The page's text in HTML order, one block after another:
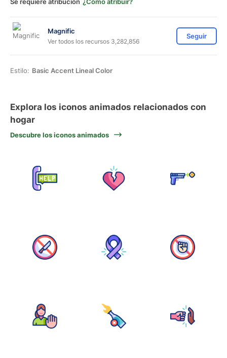
Magnific
Ver todos los recursos 3,282,856
Seguir
Estilo: Basic Accent Lineal Color
Explora los iconos animados relacionados con
hogar
Descubre los iconos animados